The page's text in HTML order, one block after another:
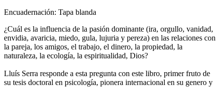
Encuadernación: Tapa blanda
¿Cuál es la influencia de la pasión dominante (ira, orgullo, vanidad,
envidia, avaricia, miedo, gula, lujuria y pereza) en las relaciones con
la pareja, los amigos, el trabajo, el dinero, la propiedad, la
naturaleza, la ecología, la espiritualidad, Dios?
Lluís Serra responde a esta pregunta con este libro, primer fruto de
su tesis doctoral en psicología, pionera internacional en su genero y